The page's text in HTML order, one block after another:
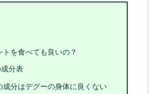
トを食べても良いの？
分表
成分はデグーの身体に良くない